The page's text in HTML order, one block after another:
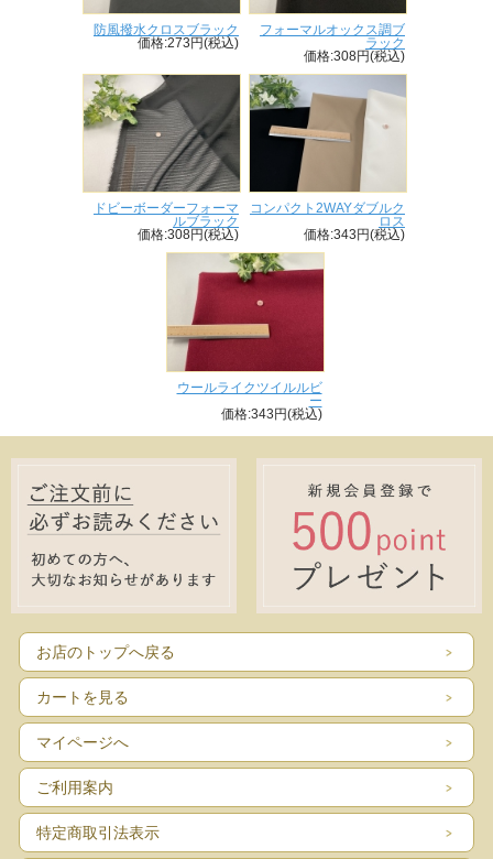
防風撥水クロスブラック
価格:273円(税込)
フォーマルオックス調ブ
ラック
価格:308円(税込)
ドビーボーダーフォーマ
ルブラック
価格:308円(税込)
コンパクト2WAYダブルク
ロス
価格:343円(税込)
ウールライクツイルルビ
ー
価格:343円(税込)
お店のトップへ戻る
カートを見る
マイページへ
ご利用案内
特定商取引法表示